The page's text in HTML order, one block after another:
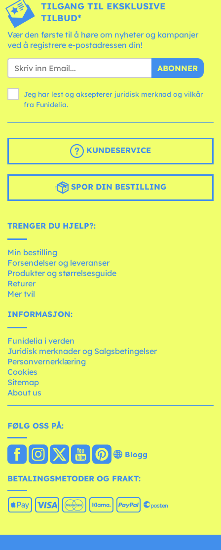
TILGANG TIL EKSKLUSIVE
TILBUD*
Vær den første til å høre om nyheter og kampanjer
ved å registrere e-postadressen din!
ABONNER
Jeg har lest og aksepterer juridisk merknad og vilkår
fra Funidelia.
KUNDESERVICE
SPOR DIN BESTILLING
TRENGER DU HJELP?:
Min bestilling
Forsendelser og leveranser
Produkter og størrelsesguide
Returer
Mer tvil
INFORMASJON:
Funidelia i verden
Juridisk merknader og Salgsbetingelser
Personvernerklæring
Cookies
Sitemap
About us
FØLG OSS PÅ:
Blogg
BETALINGSMETODER OG FRAKT: